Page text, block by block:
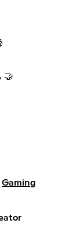
قيف
مجتمع محترم وحيوي يستقبلك بكل ود 🤝
Gaming